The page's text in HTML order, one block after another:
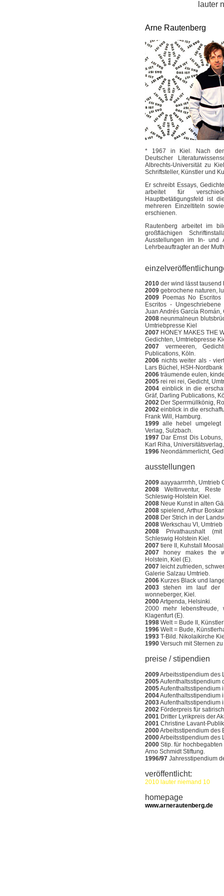
lauter
Arne Rautenberg
* 1967 in Kiel. Nach
Deutscher
Albrechts-Universität zu
Schriftsteller, Künstler und
Er schreibt Essays,
arbeitet für
Hauptbetätigungsfeld ist
mehreren Einzeltiteln
erschienen.
Rautenberg arbeitet im
großflächigen
Ausstellungen im In- und
Lehrbeauftragter an der
2010 der wind lässt tausend
2009 gebrochene naturen,
2009 Poemas No
Escritos -
Juan Andrés García
2008 neunmalneun
Umtriebpresse Kiel
2007 HONEY MAKES THE
Gedichten, Umtriebpresse
2007 vermeeren,
Publications, Köln.
2006 nichts weiter als -
Lars Büchel, HSH-
2006 träumende eulen,
2005 rei rei rei, Gedicht,
2004 einblick in die
Gräf, Darling Publications,
2002 Der Sperrmüllkönig,
2002 einblick in die
Frank Will, Hamburg.
1999 alle hebel umgelegt
Verlag, Sulzbach.
1997 Dar Ernst Dis
Karl Riha,
1996 Neondämmerlicht,
ausstellungen
2009 aayyaarrrrhh, Umtrieb
2008 Weltinventur,
Schleswig-Holstein Kiel.
2008 Neue Kunst in alten
2008 spielend, Arthur
2008 Der Strich in der
2008 Werkschau VI,
2008 Privathaushalt (mit
Schleswig Holstein Kiel.
2007 tiere II, Kuhstall
2007 honey makes the
Holstein, Kiel (E).
2007 leicht zufrieden,
Galerie Salzau Umtrieb.
2006 Kurzes Black und
2003 stehen im lauf der
wonneberger, Kiel.
2000Artgenda, Helsinki.
2000 mehr lebensfreude,
Klagenfurt (E).
1998 Welt = Bude II,
1996 Welt = Bude,
1993 T-Bild. Nikolaikirche
1990 Versuch mit Sternen
preise / stipendien
2009Arbeitsstipendium des
2005Aufenthaltsstipendium
2005Aufenthaltsstipendium
2004Aufenthaltsstipendium
2003Aufenthaltsstipendium
2002 Förderpreis für
2001 Dritter Lyrikpreis der
2001 Christine Lavant-
2000Arbeitsstipendium des
2000Arbeitsstipendium des
2000 Stip. für
Arno Schmidt Stiftung.
1996/97 Jahresstipendium
veröffentlicht:
2010 lauter niemand 10
homepage
www.arnerautenberg.de